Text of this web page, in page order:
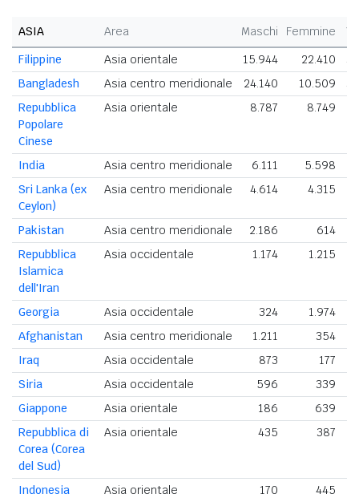
ASIA Area Maschi Femmine
Filippine
Asia orientale 15.944 22.410
Bangladesh
Asia centro meridionale 24.140 10.509
Repubblica
Popolare
Cinese
Asia orientale 8.787 8.749
India Asia centro meridionale 6.111 5.598
Sri Lanka (ex
Ceylon)
Asia centro meridionale 4.614 4.315
Pakistan Asia centro meridionale 2.186 614
Repubblica
Islamica
dell'Iran
Asia occidentale 1.174 1.215
Georgia Asia occidentale 324 1.974
Afghanistan
Asia centro meridionale 1.211 354
Iraq
Asia occidentale 873 177
Siria
Asia occidentale 596
339
Giappone
Asia orientale 186
639
Repubblica di
Corea (Corea
del Sud)
Asia orientale 435 387
Indonesia Asia orientale 170
445